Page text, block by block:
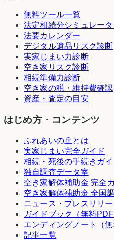
無料ツール一覧
法定相続分シミュレータ
法要カレンダー
デジタル遺品リスク診断
実家じまい力診断
空き家リスク診断
相続準備力診断
空き家の税・維持費確認
資産・査定の目安
はじめ方・コンテンツ
ふれあいの丘とは
実家じまい完全ガイド
相続・死後の手続きガイ
独自調査データ室
空き家解体補助金 完全
空き家解体補助金 全国
ニュース・プレスリリー
ガイドブック（無料PDF
エンディングノート（無
記事一覧